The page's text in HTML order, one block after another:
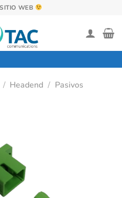
WEB
/ Headend / Pasivos